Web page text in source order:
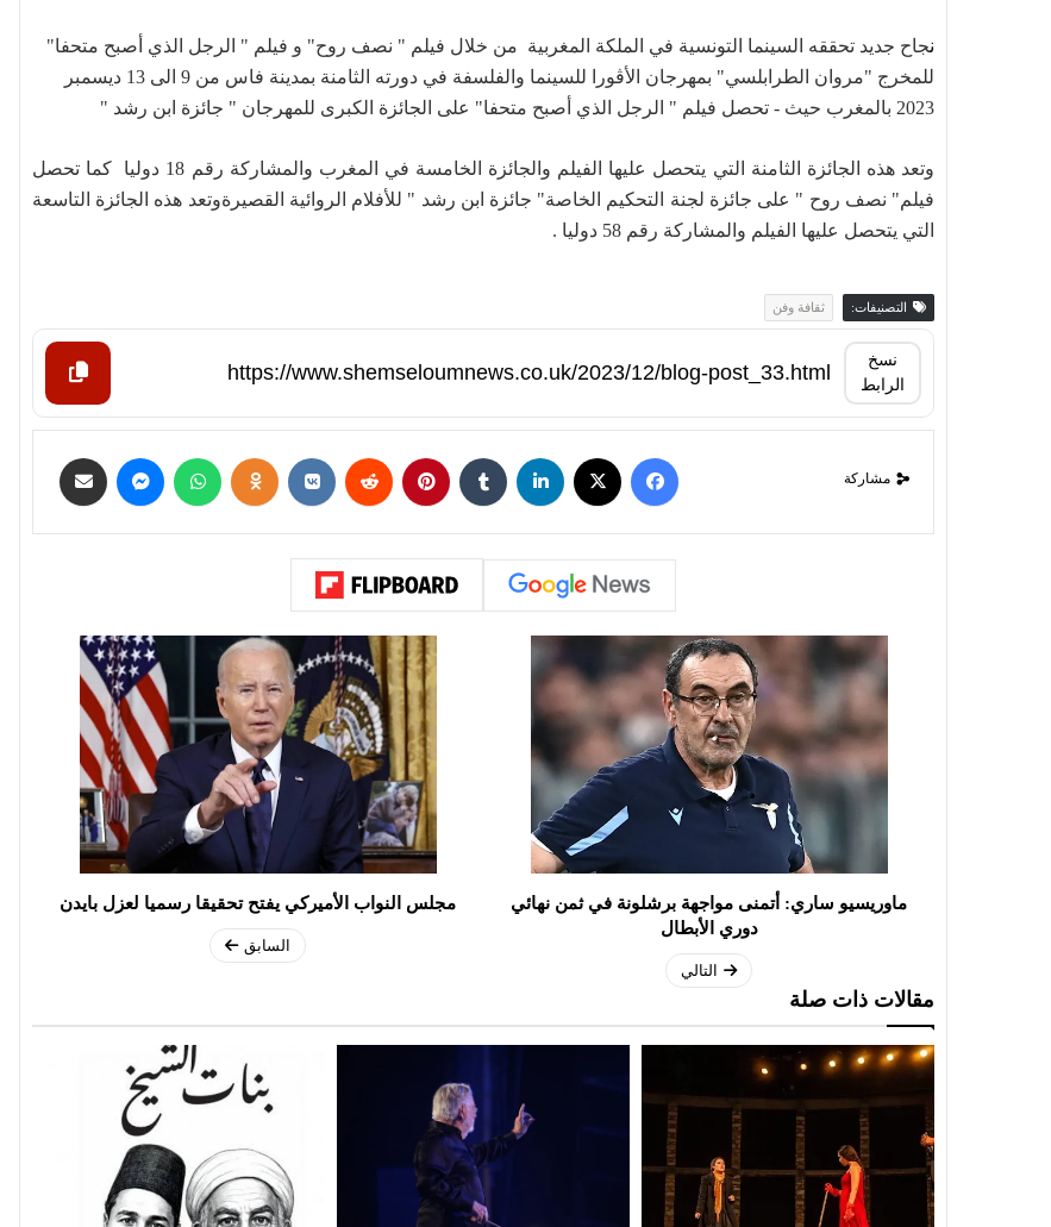
نجاح جديد تحققه السينما التونسية في الملكة المغربية من خلال فيلم " نصف روح" و فيلم " الرجل الذي أصبح متحفا"
للمخرج "مروان الطرابلسي" بمهرجان الأڨورا للسينما والفلسفة في دورته الثامنة بمدينة فاس من 9 الى 13 ديسمبر
2023 بالمغرب حيث
- تحصل فيلم " الرجل الذي أصبح متحفا" على الجائزة الكبرى للمهرجان " جائزة ابن رشد "
وتعد هذه الجائزة الثامنة التي يتحصل عليها الفيلم والجائزة الخامسة في المغرب والمشاركة رقم 18 دوليا كما تحصل
فيلم" نصف روح " على جائزة لجنة التحكيم الخاصة" جائزة ابن رشد " للأفلام الروائية القصيرةوتعد هذه الجائزة التاسعة
التي يتحصل عليها الفيلم والمشاركة رقم 58 دوليا .
التصنيفات: ثقافة وفن
نسخ
الرابط
مشاركة
ماوريسيو ساري: أتمنى مواجهة برشلونة في ثمن نهائي
دوري الأبطال
التالي
مجلس النواب الأميركي يفتح تحقيقا رسميا لعزل بايدن
السابق
مقالات ذات صلة